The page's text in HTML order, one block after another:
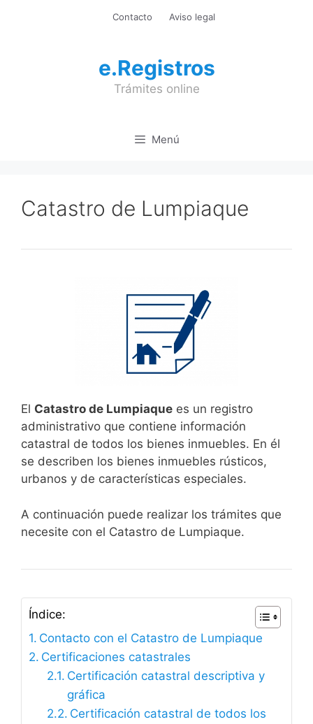
Contacto Aviso legal
e.Registros
Trámites online
Menú
Catastro de Lumpiaque
El Catastro de Lumpiaque es un registro
administrativo que contiene información
catastral de todos los bienes inmuebles. En él
se describen los bienes inmuebles rústicos,
urbanos y de características especiales.
A continuación puede realizar los trámites que
necesite con el Catastro de Lumpiaque.
Índice:
Contacto con el Catastro de Lumpiaque
Certificaciones catastrales
Certificación catastral descriptiva y
gráfica
Certificación catastral de todos los